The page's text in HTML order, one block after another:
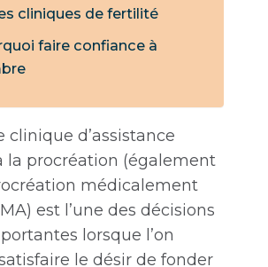
cliniques de fertilité
faire confiance à
clinique d’assistance
la procréation (également
médicalement
est l’une des décisions
lorsque l’on
le désir de fonder